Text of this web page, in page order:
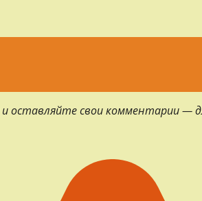
оставляйте свои комментарии —